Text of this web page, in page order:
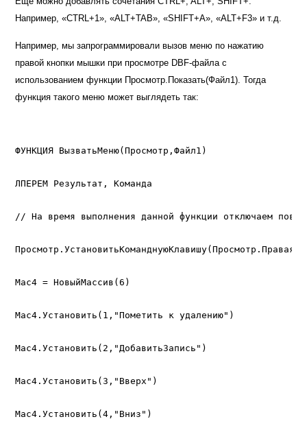
Например, «CTRL+1», «ALT+TAB», «SHIFT+A», «ALT+F3» и т.д.
Например, мы запрограммировали вызов меню по нажатию
правой кнопки мышки при просмотре DBF-файла с
использованием функции Просмотр.Показать(Файл1).Тогда
функция такого меню может выглядеть так:
ФУНКЦИЯ ВызватьМеню(Просмотр,Файл1)
ЛПЕРЕМ Результат, Команда
// На время выполнения данной функции отключаем
Мас4 = НовыйМассив(6)
Мас4.Установить(1,"Пометить к удалению")
Мас4.Установить(2,"ДобавитьЗапись")
Мас4.Установить(3,"Вверх")
Мас4.Установить(4,"Вниз")